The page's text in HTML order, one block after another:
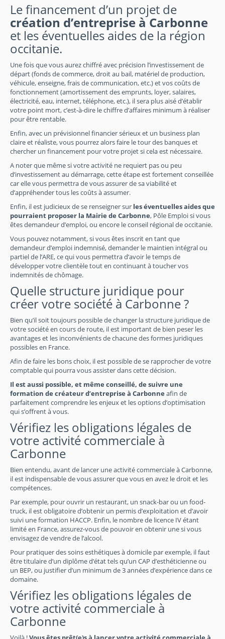
Le financement d’un projet de
création d’entreprise à Carbonne
et les éventuelles aides de la région
occitanie.
Une fois que vous aurez chiffré avec précision l’investissement de
départ (fonds de commerce, droit au bail, matériel de production,
véhicule, enseigne, frais de communication, etc.) et vos coûts de
fonctionnement (amortissement des emprunts, loyer, salaires,
électricité, eau, internet, téléphone, etc.), il sera plus aisé d’établir
votre point mort, c’est-à-dire le chiffre d’affaires minimum à réaliser
pour être rentable.
Enfin, avec un prévisionnel financier sérieux et un business plan
claire et réaliste, vous pourrez alors faire le tour des banques et
chercher un financement pour votre projet si cela est nécessaire.
A noter que même si votre activité ne requiert pas ou peu
d’investissement au démarrage, cette étape est fortement conseillée
car elle vous permettra de vous assurer de sa viabilité et
d’appréhender tous les coûts à assumer.
Enfin, il est judicieux de se renseigner sur les éventuelles aides que
pourraient proposer la Mairie de Carbonne, Pôle Emploi si vous
êtes demandeur d’emploi, ou encore le conseil régional de occitanie.
Vous pouvez notamment, si vous êtes inscrit en tant que
demandeur d’emploi indemnisé, demander le maintien intégral ou
partiel de l’ARE, ce qui vous permettra d’avoir le temps de
développer votre clientèle tout en continuant à toucher vos
indemnités de chômage.
Quelle structure juridique pour
créer votre société à Carbonne ?
Bien qu’il soit toujours possible de changer la structure juridique de
votre société en cours de route, il est important de bien peser les
avantages et les inconvénients de chacune des formes juridiques
possibles en France.
Afin de faire les bons choix, il est possible de se rapprocher de votre
comptable qui pourra vous assister dans cette décision.
Il est aussi possible, et même conseillé, de suivre une
formation de créateur d’entreprise à Carbonne afin de
parfaitement comprendre les enjeux et les options d’optimisation
qui s’offrent à vous.
Vérifiez les obligations légales de
votre activité commerciale à
Carbonne
Bien entendu, avant de lancer une activité commerciale à Carbonne,
il est indispensable de vous assurer que vous en avez le droit et les
compétences.
Par exemple, pour ouvrir un restaurant, un snack-bar ou un food-
truck, il est obligatoire d’obtenir un permis d’exploitation et d’avoir
suivi une formation HACCP. Enfin, le nombre de licence IV étant
limité en France, assurez-vous de pouvoir en obtenir une si vous
envisagez de vendre de l’alcool.
Pour pratiquer des soins esthétiques à domicile par exemple, il faut
être titulaire d’un diplôme d’état tels qu’un CAP d’esthéticienne ou
un BEP, ou justifier d’un minimum de 3 années d’expérience dans ce
domaine.
Vérifiez les obligations légales de
votre activité commerciale à
Carbonne